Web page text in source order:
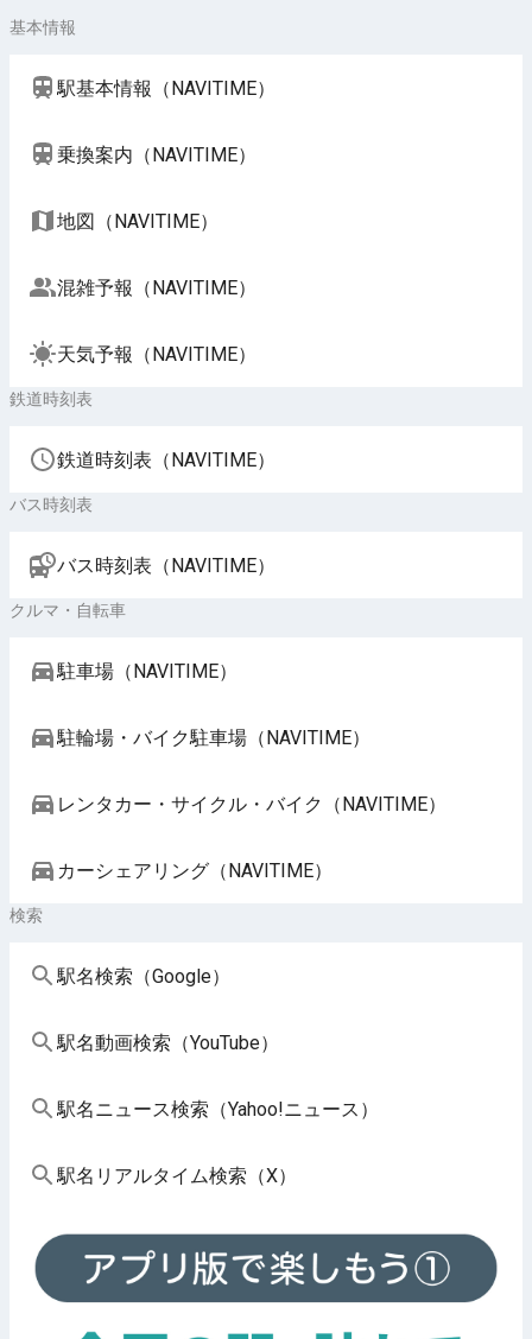
基本情報
駅基本情報（NAVITIME）
乗換案内（NAVITIME）
地図（NAVITIME）
混雑予報（NAVITIME）
天気予報（NAVITIME）
鉄道時刻表
鉄道時刻表（NAVITIME）
バス時刻表
バス時刻表（NAVITIME）
クルマ・自転車
駐車場（NAVITIME）
駐輪場・バイク駐車場（NAVITIME）
レンタカー・サイクル・バイク（NAVITIME）
カーシェアリング（NAVITIME）
検索
駅名検索（Google）
駅名動画検索（YouTube）
駅名ニュース検索（Yahoo!ニュース）
駅名リアルタイム検索（X）